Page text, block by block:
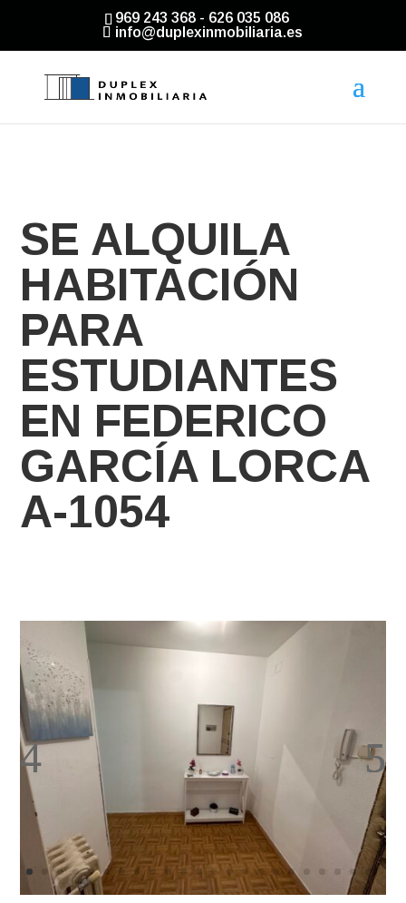
969 243 368 - 626 035 086
info@duplexinmobiliaria.es
SE ALQUILA
HABITACIÓN
PARA
ESTUDIANTES
EN FEDERICO
GARCÍA LORCA
A-1054